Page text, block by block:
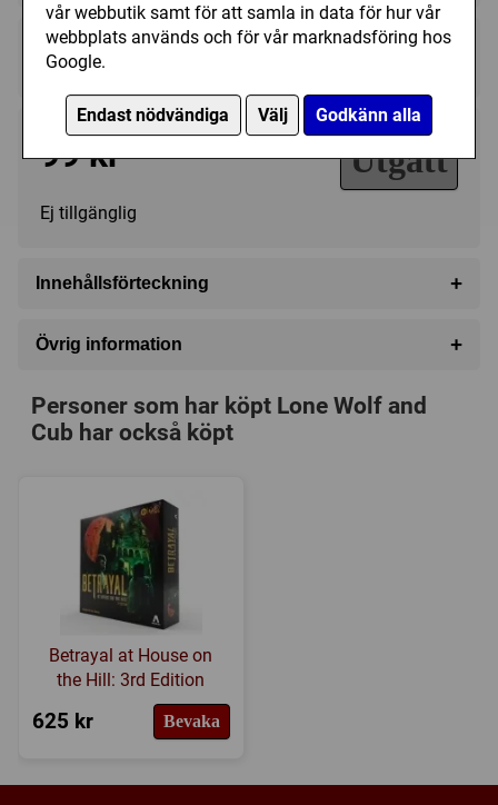
vår webbutik samt för att samla in data för hur vår
webbplats används och för vår marknadsföring hos
Google.
Endast nödvändiga Välj Godkänn alla
Regelspråk:
99 kr Utgått
Ej tillgänglig
Innehållsförteckning +
79 Spelkort (laminerade för bättre hållbarhet)
Spelpjäser
Övrig information +
Kategori: Fighting
Mayfair Games
Försälj. rank:10539/18137
Personer som har köpt Lone Wolf and
Cub har också köpt
Betrayal at House on
the Hill: 3rd Edition
625 kr Bevaka